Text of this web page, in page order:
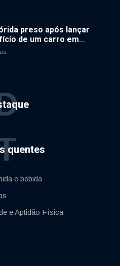
preso após lançar
de um carro em
quentes
e bebida
e Aptidão Física